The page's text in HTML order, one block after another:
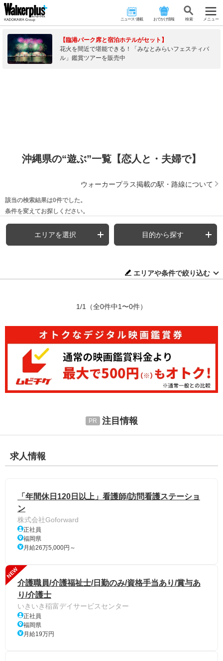
ニュース･連載 おでかけ情報 検 索 メニュー
【臨港パーク席と宿泊ホテルがセット】
花火を間近で堪能できる！「みなとみらいフェスティバ
ル」鑑賞ツアーを販売中
沖縄県の“遊ぶ”一覧【恋人と・夫婦で】
ウォーカープラス掲載の駅・路線について
該当の検索結果は0件でした。
条件を変えてお探しください。
エリアを選択 目的から探す
エリアや条件で絞り込む
1/1 （全0件中1〜0件）
注目情報
求人情報
「年間休日120日以上」看護師/訪問看護ステーショ
ン
株式会社Goforward
正社員
福岡県
月給26万5,000円～
NEW
介護職員/介護福祉士/日勤のみ/資格手当あり/賞与あ
り/介護士
いきいき稲富デイサービスセンター
正社員
福岡県
月給19万円